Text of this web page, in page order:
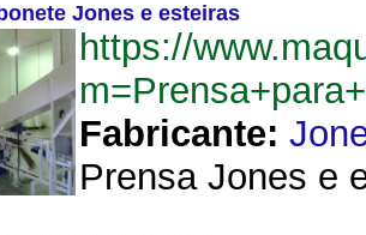
Jones e esteiras
https://
Fabricante:
Prensa Jones e